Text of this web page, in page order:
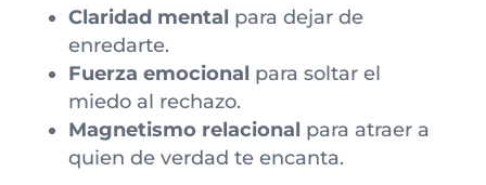
Claridad mental para dejar de
enredarte.
Fuerza emocional para soltar el
miedo al rechazo.
Magnetismo relacional para atraer a
quien de verdad te encanta.